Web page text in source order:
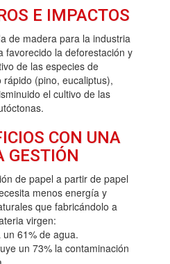
E IMPACTOS
de madera para la industria
favorecido la deforestación y
de las especies de
rápido (pino, eucaliptus),
el cultivo de las
CON UNA
GESTIÓN
de papel a partir de papel
menos energía y
que fabricándolo a
virgen:
61% de agua.
un 73% la contaminación